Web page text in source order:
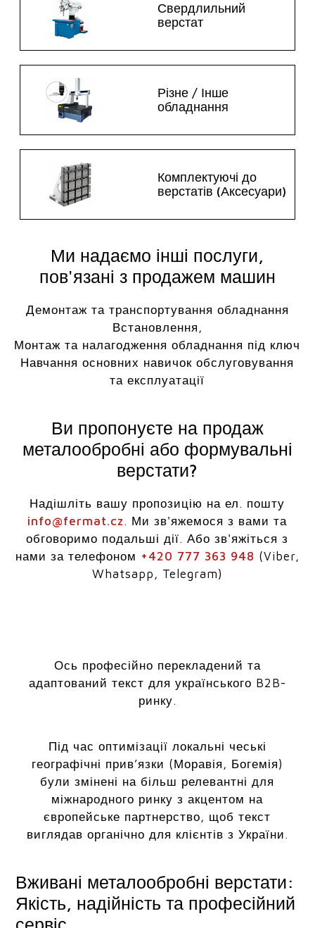
Свердлильний
верстат
Різне / Інше
обладнання
Комплектуючі до
верстатів (Аксесуари)
Ми надаємо інші послуги,
пов'язані з продажем машин
Демонтаж та транспортування обладнання
Встановлення,
Монтаж та налагодження обладнання під ключ
Навчання основних навичок обслуговування
та експлуатації
Ви пропонуєте на продаж
металообробні або формувальні
верстати?
Надішліть вашу пропозицію на ел. пошту
info@fermat.cz. Ми зв'яжемося з вами та
обговоримо подальші дії. Або зв'яжіться з
нами за телефоном +420 777 363 948 (Viber,
Whatsapp, Telegram)
Ось професійно перекладений та
адаптований текст для українського B2B-
ринку.
Під час оптимізації локальні чеські
географічні прив’язки (Моравія, Богемія)
були змінені на більш релевантні для
міжнародного ринку з акцентом на
європейське партнерство, щоб текст
виглядав органічно для клієнтів з України.
Вживані металообробні верстати:
Якість, надійність та професійний